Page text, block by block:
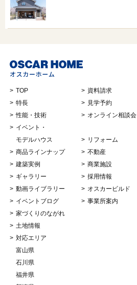
TOP
特長
性能・技術
イベント・
モデルハウス
商品ラインナップ
建築実例
ギャラリー
動画ライブラリー
イベントブログ
家づくりのながれ
土地情報
対応エリア
富山県
石川県
福井県
資料請求
見学予約
オンライン相談会
リフォーム
不動産
商業施設
採用情報
オスカービルド
事業所案内